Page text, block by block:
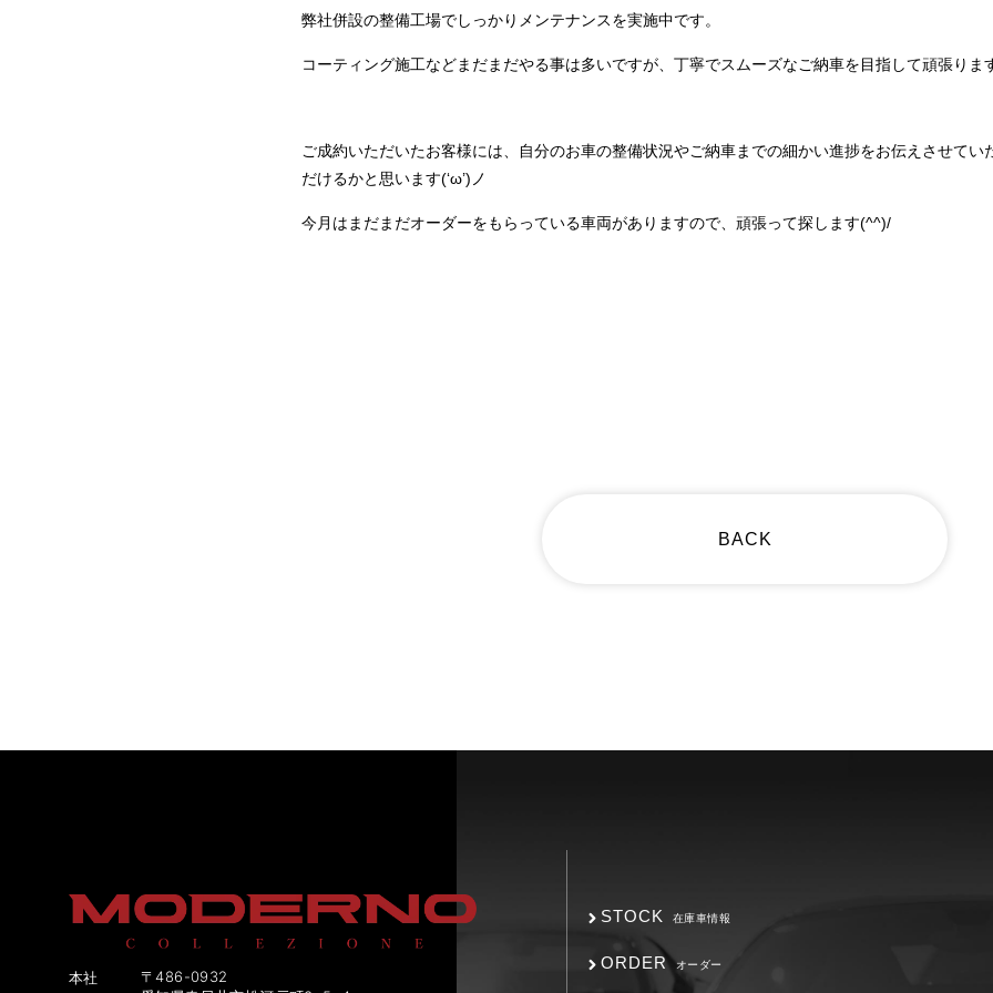
弊社併設の整備工場でしっかりメンテナンスを実施中です。
コーティング施工などまだまだやる事は多いですが、丁寧でスムーズなご納車を目指して頑張りま
ご成約いただいたお客様には、自分のお車の整備状況やご納車までの細かい進捗をお伝えさせてい
だけるかと思います(‘ω’)ノ
今月はまだまだオーダーをもらっている車両がありますので、頑張って探します(^^)/
BACK
本社
〒486-0932
STOCK 在庫車情報
ORDER オーダー